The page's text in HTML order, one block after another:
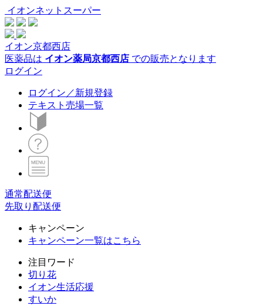
イオンネットスーパー
イオン京都西店
医薬品は イオン薬局京都西店 での販売となります
ログイン
ログイン／新規登録
テキスト売場一覧
通常配送便
先取り配送便
キャンペーン
キャンペーン一覧はこちら
注目ワード
切り花
イオン生活応援
すいか